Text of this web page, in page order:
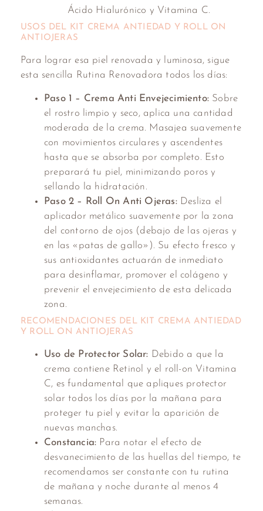
Ácido Hialurónico y Vitamina C.
USOS DEL KIT CREMA ANTIEDAD Y ROLL ON
ANTIOJERAS
Para lograr esa piel renovada y luminosa, sigue
esta sencilla Rutina Renovadora todos los días:
Paso 1 – Crema Anti Envejecimiento: Sobre
el rostro limpio y seco, aplica una cantidad
moderada de la crema. Masajea suavemente
con movimientos circulares y ascendentes
hasta que se absorba por completo. Esto
preparará tu piel, minimizando poros y
sellando la hidratación.
Paso 2 – Roll On Anti Ojeras:Desliza el
aplicador metálico suavemente por la zona
del contorno de ojos (debajo de las ojeras y
en las «patas de gallo»). Su efecto fresco y
sus antioxidantes actuarán de inmediato
para desinflamar, promover el colágeno y
prevenir el envejecimiento de esta delicada
zona.
RECOMENDACIONES DEL KIT CREMA ANTIEDAD
Y ROLL ON ANTIOJERAS
Uso de Protector Solar: Debido a que la
crema contiene Retinol y el roll-on Vitamina
C, es fundamental que apliques protector
solar todos los días por la mañana para
proteger tu piel y evitar la aparición de
nuevas manchas.
Constancia: Para notar el efecto de
desvanecimiento de las huellas del tiempo, te
recomendamos ser constante con tu rutina
de mañana y noche durante al menos 4
semanas.